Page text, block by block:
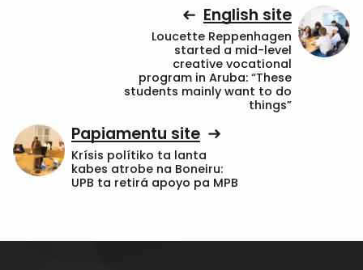
English site
Loucette Reppenhagen
started a mid-level
creative vocational
program in Aruba: “These
students mainly want to do
things”
Papiamentu site
Krísis polítiko ta lanta
kabes atrobe na Boneiru:
UPB ta retirá apoyo pa MPB